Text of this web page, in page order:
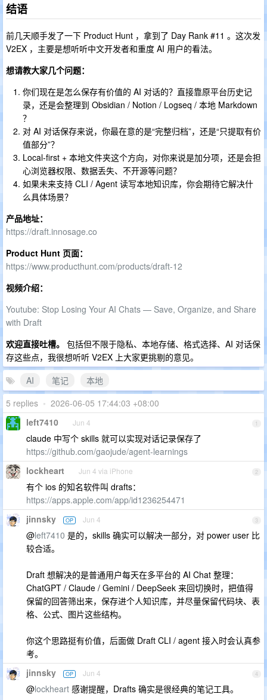
结语
前几天顺手发了一下 Product Hunt ，拿到了 Day Rank #11 。这次发
V2EX ，主要是想听听中文开发者和重度 AI 用户的看法。
想请教大家几个问题：
你们现在是怎么保存有价值的 AI 对话的？直接靠原平台历史记
录，还是会整理到 Obsidian / Notion / Logseq / 本地 Markdown
？
对 AI 对话保存来说，你最在意的是“完整归档”，还是“只提取有价
值部分”？
Local-first + 本地文件夹这个方向，对你来说是加分项，还是会担
心浏览器权限、数据丢失、不开源等问题？
如果未来支持 CLI / Agent 读写本地知识库，你会期待它解决什
么具体场景？
产品地址：
https://draft.innosage.co
Product Hunt 页面：
https://www.producthunt.com/products/draft-12
视频介绍：
Youtube: Stop Losing Your AI Chats — Save, Organize, and Share
with Draft
欢迎直接吐槽。 包括但不限于隐私、本地存储、格式选择、AI 对话保
存这些点，我很想听听 V2EX 上大家更挑剔的意见。
AI
笔记
本地
5 replies • 2026-06-05 17:44:03 +08:00
1
left7410 Jun 4
claude 中写个 skills 就可以实现对话记录保存了
https://github.com/gaojude/agent-learnings
2
lockheart Jun 4 via iPhone
有个 ios 的知名软件叫 drafts：
https://apps.apple.com/app/id1236254471
3
jinnsky OP Jun 4
@left7410 是的，skills 确实可以解决一部分，对 power user 比
较合适。
Draft 想解决的是普通用户每天在多平台的 AI Chat 整理：
ChatGPT / Claude / Gemini / DeepSeek 来回切换时，把值得
保留的回答筛出来，保存进个人知识库，并尽量保留代码块、表
格、公式、图片这些结构。
你这个思路挺有价值，后面做 Draft CLI / agent 接入时会认真参
考。
4
jinnsky OP Jun 4
@lockheart 感谢提醒，Drafts 确实是很经典的笔记工具。